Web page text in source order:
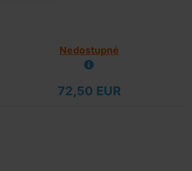
Nedostupné
72,50 EUR